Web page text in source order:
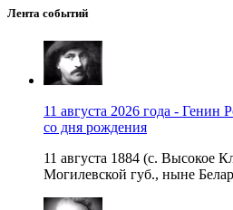
Лента событий
11 августа 2026 года - Генин
со дня рождения
11 августа 1884 (с. Высокое
Могилевской губ., ныне